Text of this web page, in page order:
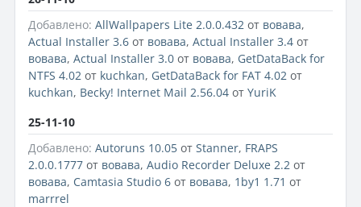
Добавлено: AllWallpapers Lite 2.0.0.432 от вовава,
Actual Installer 3.6 от вовава, Actual Installer 3.4 от
вовава, Actual Installer 3.0 от вовава, GetDataBack for
NTFS 4.02 от kuchkan, GetDataBack for FAT 4.02 от
kuchkan, Becky! Internet Mail 2.56.04 от YuriK
25-11-10
Добавлено: Autoruns 10.05 от Stanner, FRAPS
2.0.0.1777 от вовава, Audio Recorder Deluxe 2.2 от
вовава, Camtasia Studio 6 от вовава, 1by1 1.71 от
marrrel